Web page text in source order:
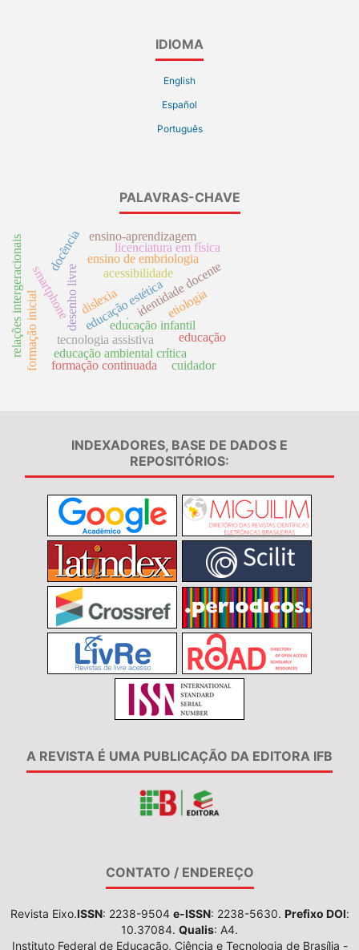
IDIOMA
English
Español
Português
PALAVRAS-CHAVE
desenho livre educação infantil
educação estética
acessibilidade
tecnologia assistiva
dislexia
smartphone .
ensino de embriologia
formação inicial
identidade docente
licenciatura em física
docência
educação ambiental crítica
formação continuada
ensino-aprendizagem
etiologia
educação
cuidador
relações intergeracionais
INDEXADORES, BASE DE DADOS E
REPOSITÓRIOS:
A REVISTA É UMA PUBLICAÇÃO DA EDITORA IFB
CONTATO / ENDEREÇO
Revista Eixo.ISSN: 2238-9504 e-ISSN: 2238-5630. Prefixo DOI:
10.37084. Qualis: A4.
Instituto Federal de Educação, Ciência e Tecnologia de Brasília -